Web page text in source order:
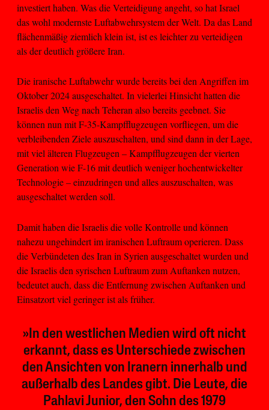
investiert haben. Was die Verteidigung angeht, so hat Israel
das wohl modernste Luftabwehrsystem der Welt. Da das Land
flächenmäßig ziemlich klein ist, ist es leichter zu verteidigen
als der deutlich größere Iran.
Die iranische Luftabwehr wurde bereits bei den Angriffen im
Oktober 2024 ausgeschaltet. In vielerlei Hinsicht hatten die
Israelis den Weg nach Teheran also bereits geebnet. Sie
können nun mit F-35-Kampfflugzeugen vorfliegen, um die
verbleibenden Ziele auszuschalten, und sind dann in der Lage,
mit viel älteren Flugzeugen – Kampfflugzeugen der vierten
Generation wie F-16 mit deutlich weniger hochentwickelter
Technologie – einzudringen und alles auszuschalten, was
ausgeschaltet werden soll.
Damit haben die Israelis die volle Kontrolle und können
nahezu ungehindert im iranischen Luftraum operieren. Dass
die Verbündeten des Iran in Syrien ausgeschaltet wurden und
die Israelis den syrischen Luftraum zum Auftanken nutzen,
bedeutet auch, dass die Entfernung zwischen Auftanken und
Einsatzort viel geringer ist als früher.
»In den westlichen Medien wird oft nicht
erkannt, dass es Unterschiede zwischen
den Ansichten von Iranern innerhalb und
außerhalb des Landes gibt. Die Leute, die
Pahlavi Junior, den Sohn des 1979